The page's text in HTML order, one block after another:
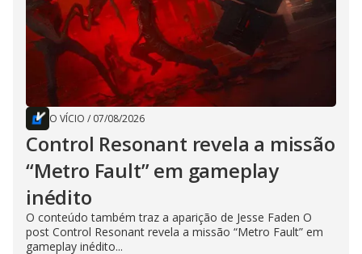
O VÍCIO / 07/08/2026
Control Resonant revela a missão
“Metro Fault” em gameplay
inédito
O conteúdo também traz a aparição de Jesse Faden O
post Control Resonant revela a missão “Metro Fault” em
gameplay inédito...